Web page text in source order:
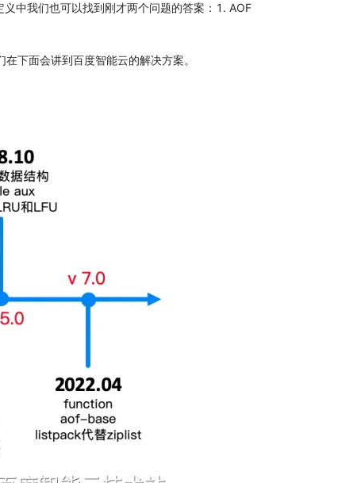
中我们也可以找到刚才两个问题的答案：1. AOF
在下面会讲到百度智能云的解决方案。